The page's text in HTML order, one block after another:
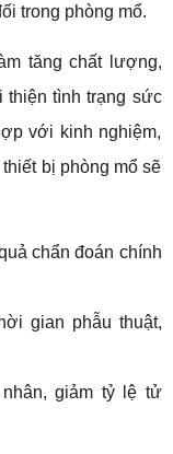
trong phòng mổ.
tăng chất lượng,
thiện tình trạng sức
với kinh nghiệm,
bị phòng mổ sẽ
chẩn đoán chính
gian phẫu thuật,
giảm tỷ lệ tử